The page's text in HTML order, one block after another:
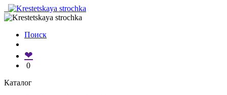
Поиск
❤
0
Каталог